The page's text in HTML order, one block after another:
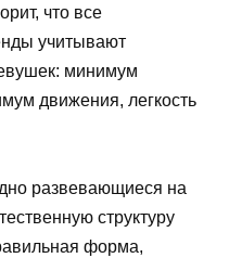
что все
учитывают
минимум
движения, легкость
развевающиеся на
структуру
форма,